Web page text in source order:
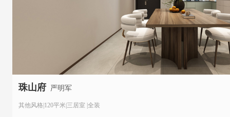
珠山府严明军
其他风格|120平米|三居室 |全装